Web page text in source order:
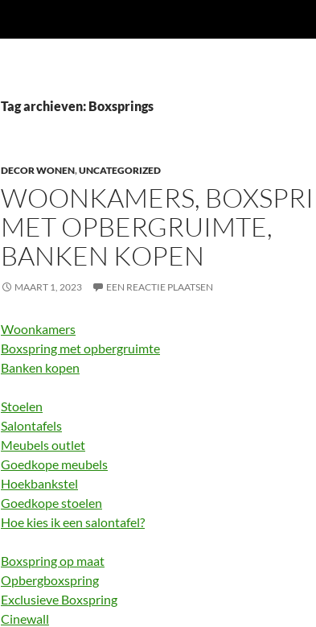
Tag archieven: Boxsprings
DECOR WONEN,UNCATEGORIZED
WOONKAMERS,
MET OPBERGRUIMTE,
BANKEN KOPEN
MAART 1, 2023 EEN REACTIE PLAATSEN
Woonkamers
Boxspring met opbergruimte
Banken kopen
Stoelen
Salontafels
Meubels outlet
Goedkope meubels
Hoekbankstel
Goedkope stoelen
Hoe kies ik een salontafel?
Boxspring op maat
Opbergboxspring
Exclusieve Boxspring
Cinewall